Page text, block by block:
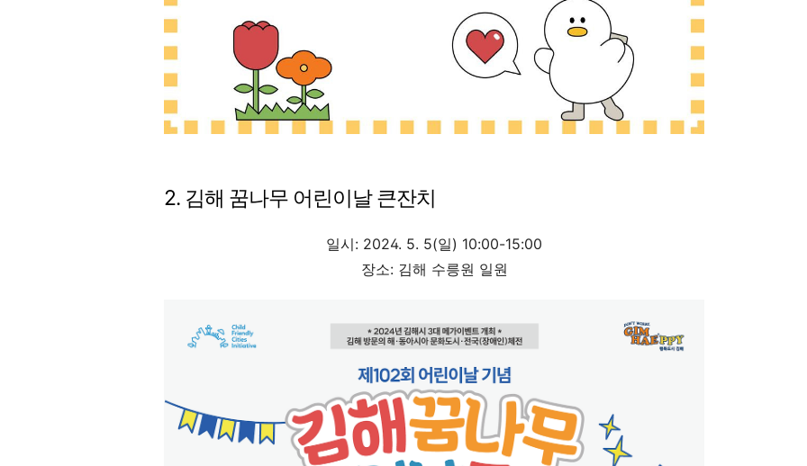
2. 김해 꿈나무 어린이날 큰잔치
일시: 2024. 5. 5(일) 10:00-15:00
장소: 김해 수릉원 일원